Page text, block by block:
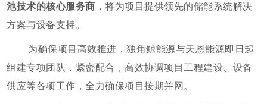
池技术的核心服务商 ，将为项目提供领先的储能系统解决
方案与设备支持。
为确保项目高效推进，独角鲸能源与天恩能源即日起
组建专项团队，紧密配合，高效协调项目工程建设、设备
供应等各项工作，全力确保项目按期并网。